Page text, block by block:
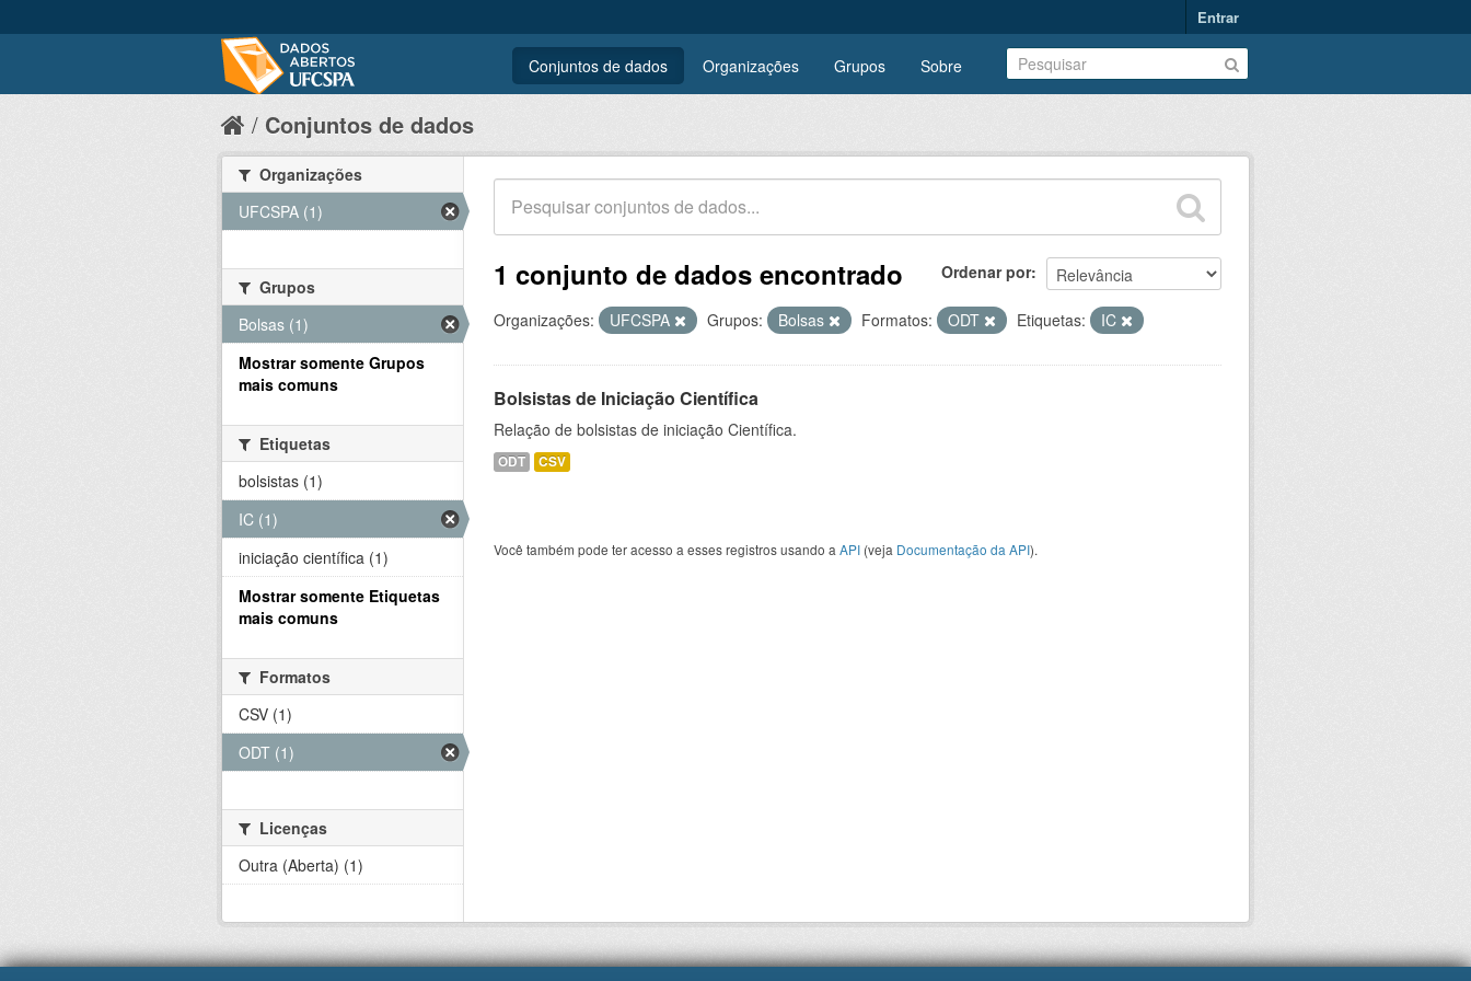
Entrar
Conjuntos de dados Organizações Grupos Sobre
Conjuntos de dados
Ordenar por
1 conjunto de dados encontrado
Organizações: UFCSPA Grupos: Bolsas Formatos: ODT Etiquetas: IC
Bolsistas de Iniciação Científica
Relação de bolsistas de iniciação Científica.
ODT CSV
Você também pode ter acesso a esses registros usando a API (veja Documentação da API).
Organizações
UFCSPA (1)
Grupos
Bolsas (1)
Mostrar somente Grupos
mais comuns
Etiquetas
bolsistas (1)
IC (1)
iniciação científica (1)
Mostrar somente Etiquetas
mais comuns
Formatos
CSV (1)
ODT (1)
Licenças
Outra (Aberta) (1)